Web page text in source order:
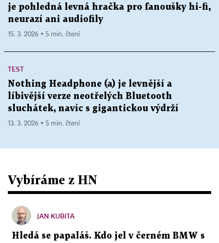
je pohledná levná hračka pro fanoušky hi-fi,
neurazí ani audiofily
15. 3. 2026 ▪ 5 min. čtení
TEST
Nothing Headphone (a) je levnější a
líbivější verze neotřelých Bluetooth
sluchátek, navíc s gigantickou výdrží
13. 3. 2026 ▪ 5 min. čtení
Vybíráme z HN
JAN KUBITA
Hledá se papaláš. Kdo jel v černém BMW s